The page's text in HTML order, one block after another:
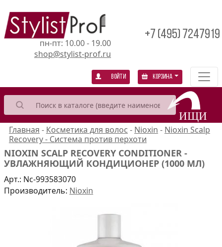
пн-пт: 10.00 - 19.00
shop@stylist-prof.ru
+7 (495) 7247919
Войти Корзина
Главная - Косметика для волос - Nioxin - Nioxin Scalp
Recovery - Система против перхоти
NIOXIN SCALP RECOVERY CONDITIONER -
УВЛАЖНЯЮЩИЙ КОНДИЦИОНЕР (1000 МЛ)
Арт.: Nc-993583070
Производитель: Nioxin